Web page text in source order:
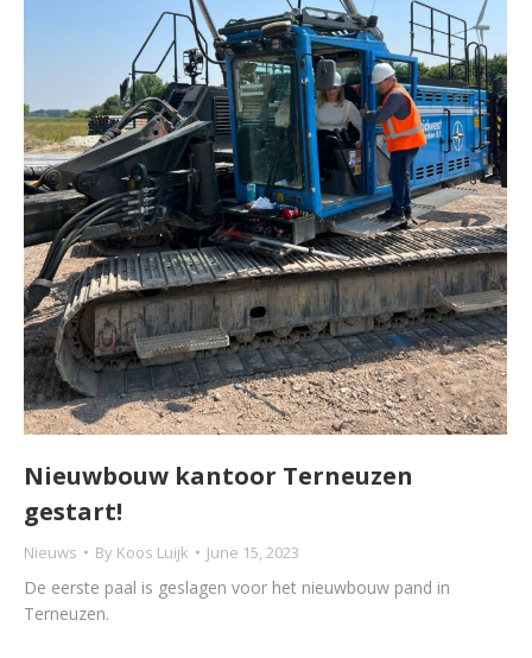
Nieuwbouw kantoor Terneuzen
gestart!
Nieuws By Koos Luijk June 15, 2023
De eerste paal is geslagen voor het nieuwbouw pand in
Terneuzen.